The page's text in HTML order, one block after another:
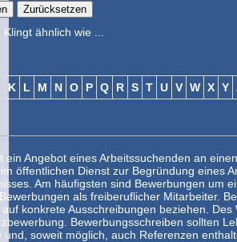
Klingt ähnlich wie ...
K L M N O P Q R S T U V W X Y
ein Angebot eines Arbeitssuchenden an
öffentlichen Dienst zur Begründung eines
Am häufigsten sind Bewerbungen um
als freiberuflicher Mitarbeiter.
konkrete Ausschreibungen beziehen. Des
Bewerbungsschreiben sollten
soweit möglich, auch Referenzen